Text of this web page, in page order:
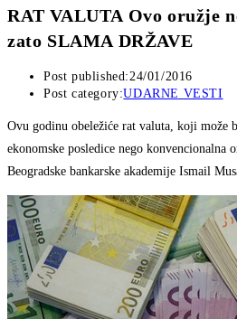
RAT VALUTA Ovo oružje
zato SLAMA DRŽAVE
Post published:24/01/2016
Post category:UDARNE VESTI
Ovu godinu obeležiće rat valuta, koji može
ekonomske posledice nego konvencionalna
Beogradske bankarske akademije Ismail